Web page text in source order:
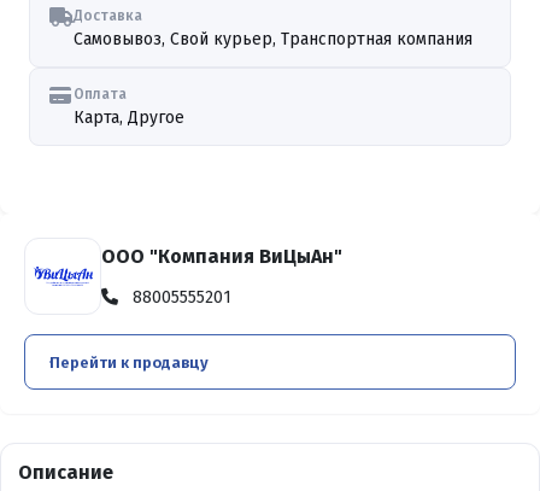
Доставка
Самовывоз, Свой курьер, Транспортная компания
Оплата
Карта, Другое
ООО "Компания ВиЦыАн"
88005555201
Перейти к продавцу
Описание